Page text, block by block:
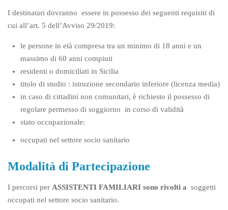
I destinatari dovranno essere in possesso dei seguenti requisiti di
cui all’art. 5 dell’Avviso 29/2019:
le persone in età compresa tra un minimo di 18 anni e un
massimo di 60 anni compiuti
residenti o domiciliati in Sicilia
titolo di studio : istruzione secondario inferiore (licenza media)
in caso di cittadini non comunitari, è richiesto il possesso di
regolare permesso di soggiorno in corso di validità
stato occupazionale:
occupati nel settore socio sanitario
Modalità di Partecipazione
I percorsi per ASSISTENTI FAMILIARI sono rivolti a soggetti
occupati nel settore socio sanitario.